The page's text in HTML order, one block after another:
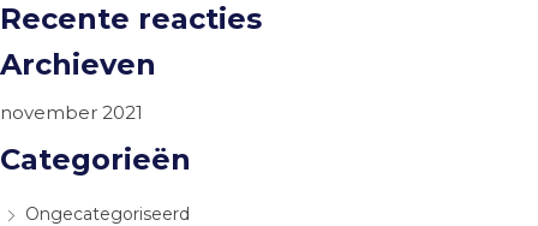
Recente reacties
Archieven
november 2021
Categorieën
Ongecategoriseerd